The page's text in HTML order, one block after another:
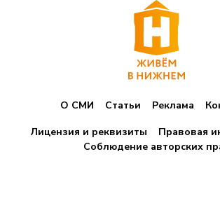
О СМИ Статьи Реклама
Лицензия и реквизиты
Правовая
Соблюдение авторских